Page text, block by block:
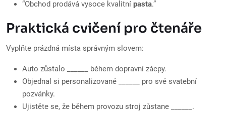
“Obchod prodává vysoce kvalitní pasta.”
Praktická cvičení pro čtenáře
Vyplňte prázdná místa správným slovem:
Auto zůstalo ______ během dopravní zácpy.
Objednal si personalizované ______ pro své svatební
pozvánky.
Ujistěte se, že během provozu stroj zůstane ______.